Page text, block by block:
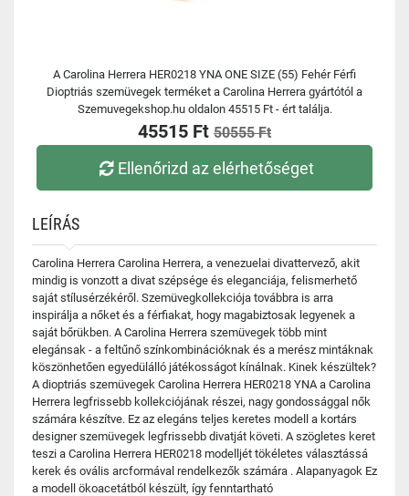
A Carolina Herrera HER0218 YNA ONE SIZE (55) Fehér Férfi
Dioptriás szemüvegek terméket a Carolina Herrera gyártótól a
Szemuvegekshop.hu oldalon 45515 Ft - ért találja.
45515 Ft 50555 Ft
Ellenőrizd az elérhetőséget
LEÍRÁS
Carolina Herrera Carolina Herrera, a venezuelai divattervező, akit
mindig is vonzott a divat szépsége és eleganciája, felismerhető
saját stílusérzékéről. Szemüvegkollekciója továbbra is arra
inspirálja a nőket és a férfiakat, hogy magabiztosak legyenek a
saját bőrükben. A Carolina Herrera szemüvegek több mint
elegánsak - a feltűnő színkombinációknak és a merész mintáknak
köszönhetően egyedülálló játékosságot kínálnak. Kinek készültek?
A dioptriás szemüvegek Carolina Herrera HER0218 YNA a Carolina
Herrera legfrissebb kollekciójának részei, nagy gondossággal nők
számára készítve. Ez az elegáns teljes keretes modell a kortárs
designer szemüvegek legfrissebb divatját követi. A szögletes keret
teszi a Carolina Herrera HER0218 modelljét tökéletes választássá
kerek és ovális arcformával rendelkezők számára . Alapanyagok Ez
a modell ökoacetátból készült, így fenntartható